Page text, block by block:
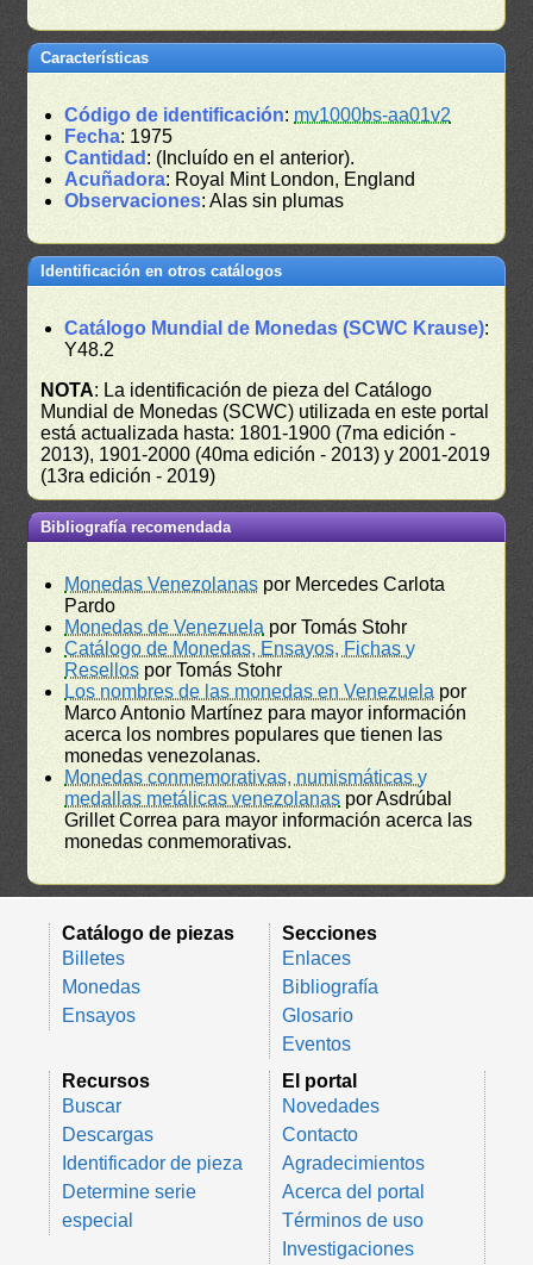
Características
Código de identificación: mv1000bs-aa01v2
Fecha: 1975
Cantidad : (Incluído en el anterior).
Acuñadora: Royal Mint London, England
Observaciones: Alas sin plumas
Identificación en otros catálogos
Catálogo Mundial de Monedas (SCWC Krause):
Y48.2
NOTA: La identificación de pieza del Catálogo
Mundial de Monedas (SCWC) utilizada en este portal
está actualizada hasta: 1801-1900 (7ma edición -
2013), 1901-2000 (40ma edición - 2013) y 2001-2019
(13ra edición - 2019)
Bibliografía recomendada
Monedas Venezolanas por Mercedes Carlota
Pardo
Monedas de Venezuela por Tomás Stohr
Catálogo de Monedas, Ensayos, Fichas y
Resellos por Tomás Stohr
Los nombres de las monedas en Venezuela por
Marco Antonio Martínez para mayor información
acerca los nombres populares que tienen las
monedas venezolanas.
Monedas conmemorativas, numismáticas y
medallas metálicas venezolanas por Asdrúbal
Grillet Correa para mayor información acerca las
monedas conmemorativas.
Catálogo de piezas
Billetes
Monedas
Ensayos
Secciones
Enlaces
Bibliografía
Glosario
Eventos
Recursos
Buscar
Descargas
Identificador de pieza
Determine serie
especial
El portal
Novedades
Contacto
Agradecimientos
Acerca del portal
Términos de uso
Investigaciones